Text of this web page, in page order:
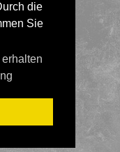
die
Sie